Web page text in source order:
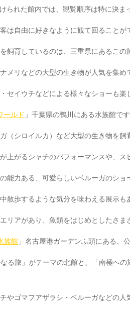
られた館内では、観覧順序は特に決ま
は自由に好きなように観て回ることが
飼育しているのは、三重県にあるこの
メリなどの大型の生き物が人気を集め
セイウチなどによる様々なショーも楽
ールド 」千葉県の鴨川にある水族館です
（シロイルカ）など大型の生き物を飼
上がるシャチのパフォーマンスや、ス
能力ある、可愛らしいベルーガのシ
散歩するような気分を味わえる展示も
リアがあり、魚類をはじめとしたさま
族館 」名古屋港ガーデンふ頭にある、
なる旅」がテーマの北館と、「南極へ
やゴマフアザラシ・ベルーガなどの